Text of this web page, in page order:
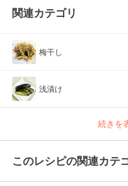
関連カテゴリ
梅干し
浅漬け
続きを
このレシピの関連カテ